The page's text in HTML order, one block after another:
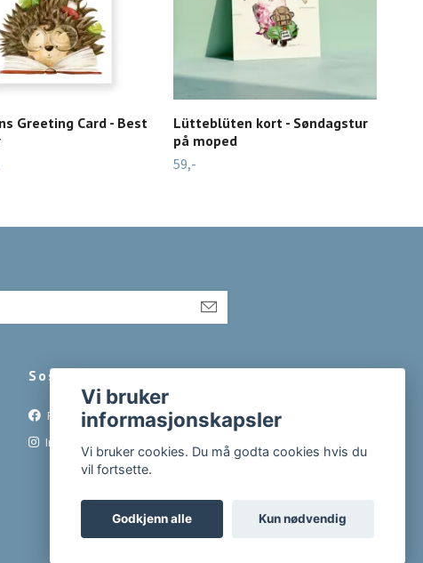
Greeting Card - Best
Lütteblüten kort - Søndagstur
på moped
59,-
Sosiale medier
Facebook
Instagram
Vi bruker
informasjonskapsler
Vi bruker cookies. Du må godta cookies hvis du
vil fortsette.
Godkjenn alle Kun nødvendig